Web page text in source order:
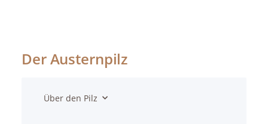
Der Austernpilz
Über den Pilz